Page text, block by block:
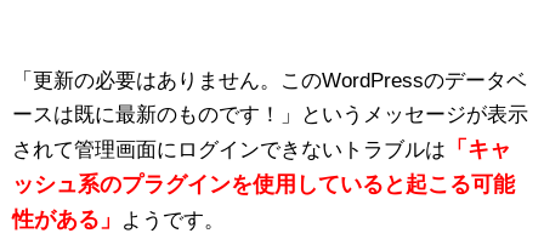
「更新の必要はありません。このWordPressのデータベ
ースは既に最新のものです！」というメッセージが表示
されて管理画面にログインできないトラブルは 「キャ
ッシュ系のプラグインを使用していると起こる可能
性がある」
ようです。